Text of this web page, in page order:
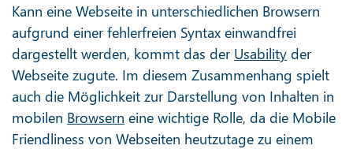
Kann eine Webseite in unterschiedlichen Browsern
aufgrund einer fehlerfreien Syntax einwandfrei
dargestellt werden, kommt das der Usability der
Webseite zugute. Im diesem Zusammenhang spielt
auch die Möglichkeit zur Darstellung von Inhalten in
mobilen Browsern eine wichtige Rolle, da die Mobile
Friendliness von Webseiten heutzutage zu einem